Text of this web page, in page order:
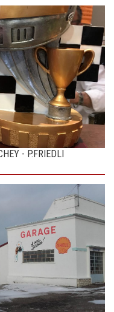
- P.FRIEDLI